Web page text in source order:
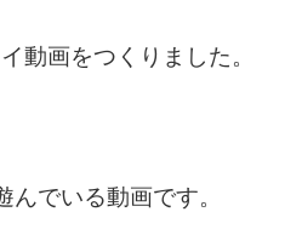
動画をつくりました。
でいる動画です。